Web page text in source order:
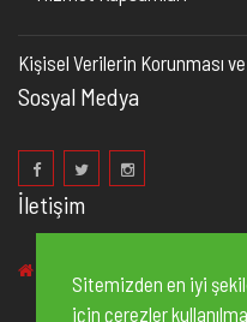
Kişisel Verilerin Korunması
Sosyal Medya
İletişim
2. Organize Sanayi
Şehitkamil/Gaziantep
Sitemizden en iyi
için çerezler